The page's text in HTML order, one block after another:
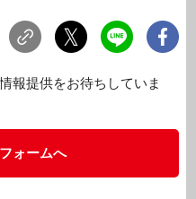
報提供をお待ちしていま
ォームへ